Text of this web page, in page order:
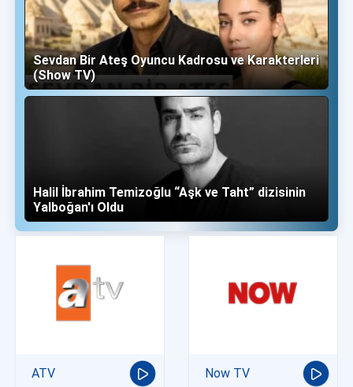
Sevdan Bir Ateş Oyuncu Kadrosu ve Karakterleri
(Show TV)
Halil İbrahim Temizoğlu “Aşk ve Taht” dizisinin
Yalboğan'ı Oldu
ATV Now TV